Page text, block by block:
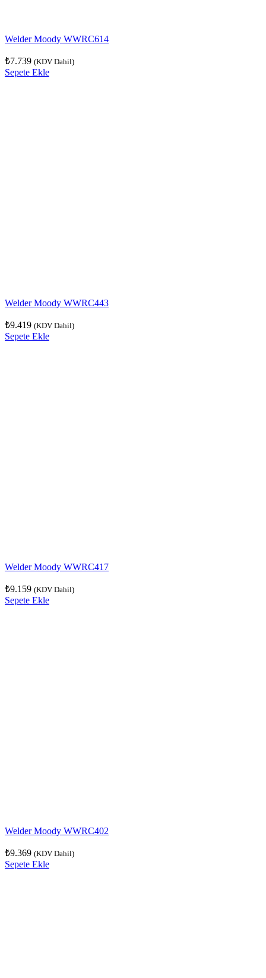
Welder Moody WWRC614
₺7.739 (KDV Dahil)
Sepete Ekle
Welder Moody WWRC443
₺9.419 (KDV Dahil)
Sepete Ekle
Welder Moody WWRC417
₺9.159 (KDV Dahil)
Sepete Ekle
Welder Moody WWRC402
₺9.369 (KDV Dahil)
Sepete Ekle